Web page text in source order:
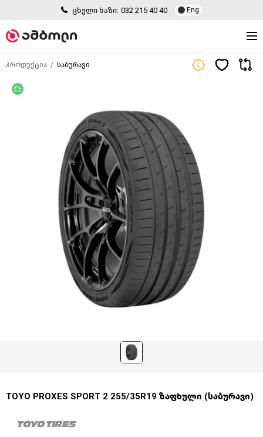
ცხელი ხაზი: 032 215 40 40 Eng
პროდუქცია საბურავი
TOYO PROXES SPORT 2 255/35R19 ზაფხული (საბურავი)